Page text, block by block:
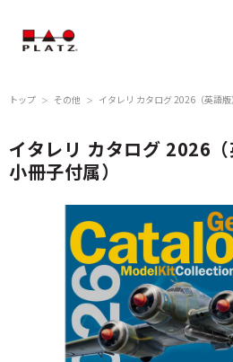
トップ ＞ その他 ＞ イタレリ カタログ 2026（英語版
イタレリ カタログ 2026
小冊子付属）